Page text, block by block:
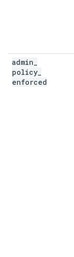
admin
policy
enforced